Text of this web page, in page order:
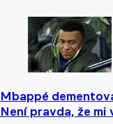
Mbappé
Není pravda, že